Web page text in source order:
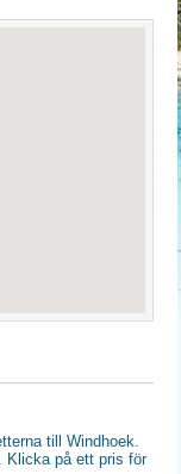
till Windhoek.
Klicka på ett pris för